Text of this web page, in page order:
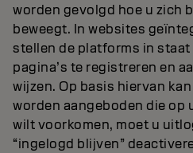
worden gevolgd hoe u zich
beweegt. In websites
stellen de platforms in staat
pagina’s te registreren en
wijzen. Op basis hiervan
worden aangeboden die op
wilt voorkomen, moet u
“ingelogd blijven”